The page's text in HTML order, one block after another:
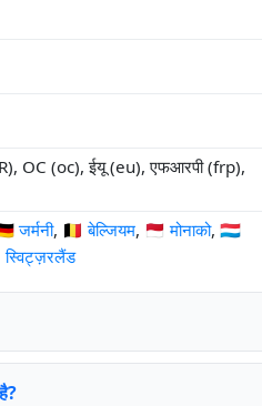
OC (oc), ईयू (eu), एफआरपी (frp),
जर्मनी, 🇧🇪 बेल्जियम, 🇲🇨 मोनाको, 🇱🇺
स्विट्ज़रलैंड